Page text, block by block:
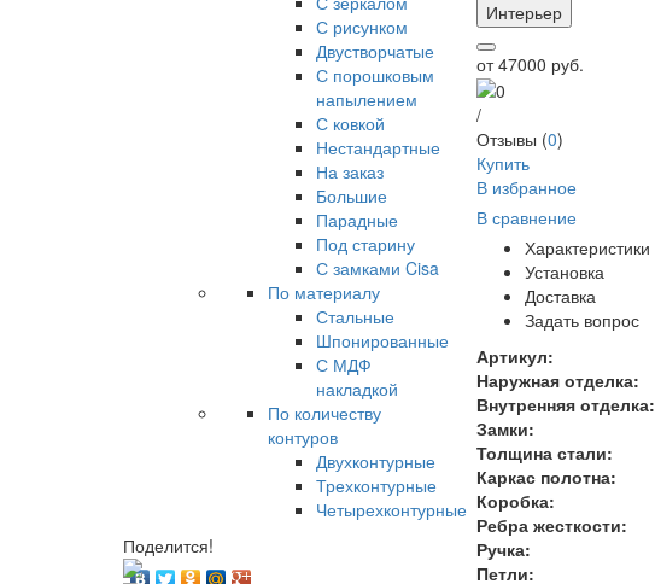
С рисунком
Двустворчатые
С порошковым
напылением
С ковкой
Нестандартные
На заказ
Большие
Парадные
Под старину
С замками Cisa
По материалу
Стальные
Шпонированные
С МДФ
накладкой
По количеству
контуров
Двухконтурные
Трехконтурные
Четырехконтурные
Поделится!
Интерьер
от 47000 руб.
/
Отзывы (0)
Купить
В избранное
В сравнение
Характеристики
Установка
Доставка
Задать вопрос
Артикул:
Наружная отделка:
Внутренняя отделка:
Замки:
Толщина стали:
Каркас полотна:
Коробка:
Ребра жесткости:
Ручка:
Петли: